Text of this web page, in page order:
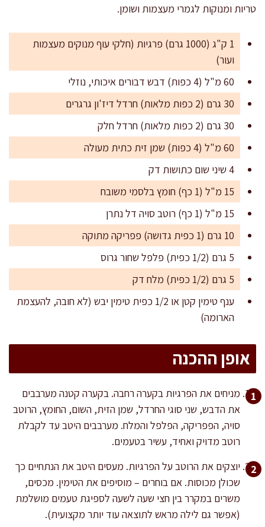
טריות ומנוקות לגמרי מעצמות ושומן.
1 ק"ג (1000 גרם) פרגיות (חלקי עוף מנוקים מעצמות
ועור)
60 מ"ל (4 כפות) דבש דבורים איכותי, נוזלי
30 גרם (2 כפות מלאות) חרדל דיז'ון גרגרים
30 גרם (2 כפות מלאות) חרדל חלק
60 מ"ל (4 כפות) שמן זית כתית מעולה
4 שיני שום כתושות דק
15 מ"ל (1 כף) חומץ בלסמי משובח
15 מ"ל (1 כף) רוטב סויה דל נתרן
10 גרם (1 כפית גדושה) פפריקה מתוקה
5 גרם (1/2 כפית) פלפל שחור גרוס
5 גרם (1/2 כפית) מלח דק
ענף טימין קטן או 1/2 כפית טימין יבש (לא חובה, להעצמת
הארומה)
אופן ההכנה
מניחים את הפרגיות בקערה רחבה. בקערה קטנה מערבבים
את הדבש, שני סוגי החרדל, שמן הזית, השום, החומץ, הרוטב
סויה, הפפריקה, הפלפל והמלח. מערבבים היטב עד לקבלת
רוטב מדויק ואחיד, עשיר בטעמים.
יוצקים את הרוטב על הפרגיות. מעסים היטב את הנתחיים כך
שכולן מכוסות. אם בוחרים – מוסיפים את הטימין. מכסים,
משרים במקרר בין חצי שעה לשעה לספיגת טעמים מושלמת
(אפשר גם לילה מראש לתוצאה עוד יותר מקצועית).